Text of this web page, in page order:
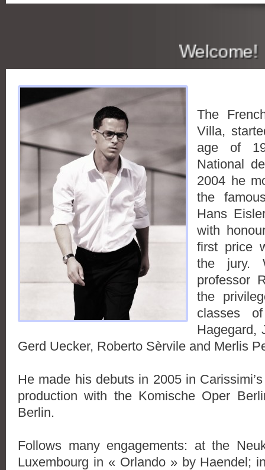
Welcome!
The
Villa,
age of
National
2004 he
the
Hans
with
first price
the jury.
professor
the
classes
Hagegard,
Gerd Uecker, Roberto Sèrvile and Merlis
He made his debuts in 2005 in
production with the Komische Oper
Berlin.
Follows many engagements: at the
Luxembourg in « Orlando » by Haendel;